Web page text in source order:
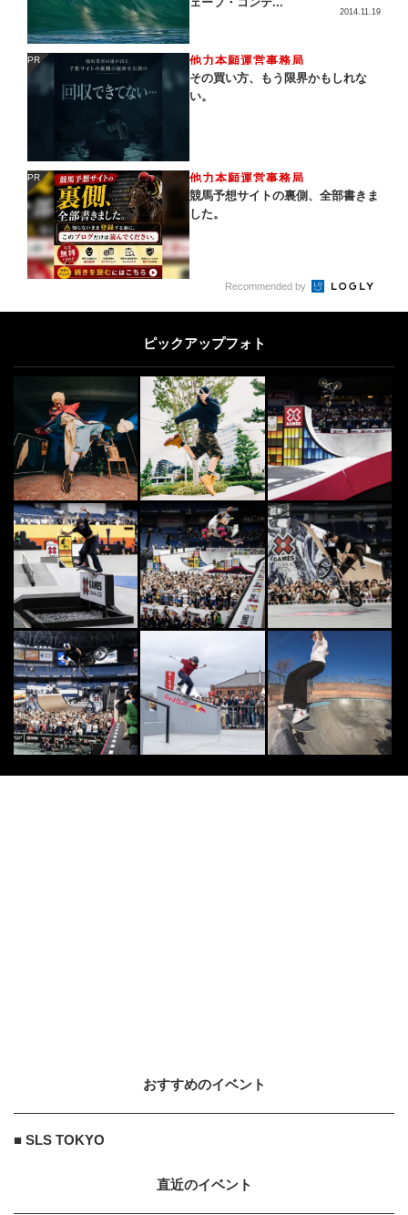
2014.11.19
PR 他力本願運営事務局
その買い方、もう限界かもしれな
い。
PR 他力本願運営事務局
競馬予想サイトの裏側、全部書きま
した。
Recommended by
ピックアップフォト
おすすめのイベント
■ SLS TOKYO
直近のイベント